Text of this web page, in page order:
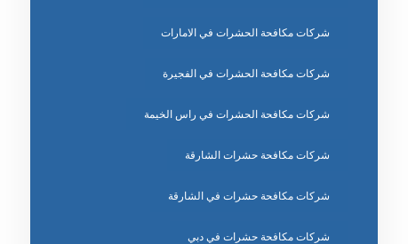
شركات مكافحة الحشرات في الامارات
شركات مكافحة الحشرات في الفجيرة
شركات مكافحة الحشرات في راس الخيمة
شركات مكافحة حشرات الشارقة
شركات مكافحة حشرات في الشارقة
شركات مكافحة حشرات في دبي